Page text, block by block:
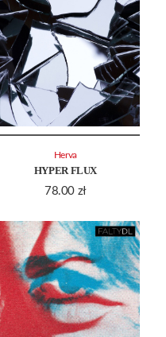
HYPER FLUX
78.00 zł
Herva